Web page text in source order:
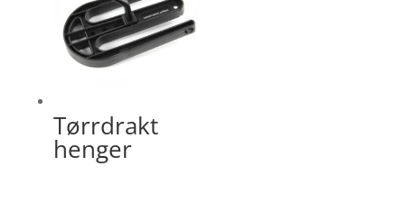
Tørrdrakt
henger